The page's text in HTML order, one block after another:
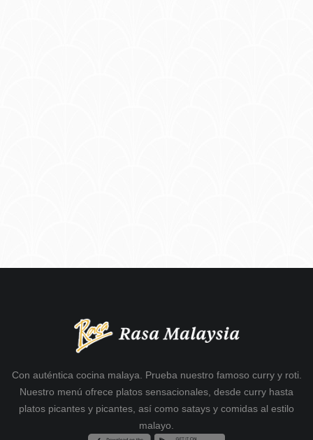
Con auténtica cocina malaya. Prueba nuestro famoso curry y roti.
Nuestro menú ofrece platos sensacionales, desde curry hasta
platos picantes y picantes, así como satays y comidas al estilo
malayo.